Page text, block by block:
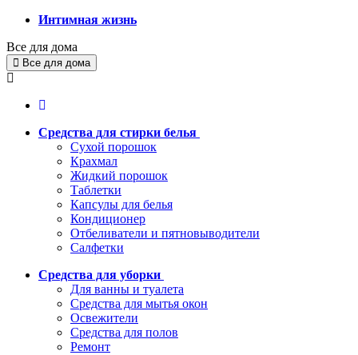
Интимная жизнь
Все для дома
Все для дома
Средства для стирки белья
Сухой порошок
Крахмал
Жидкий порошок
Таблетки
Капсулы для белья
Кондиционер
Отбеливатели и пятновыводители
Салфетки
Средства для уборки
Для ванны и туалета
Средства для мытья окон
Освежители
Средства для полов
Ремонт